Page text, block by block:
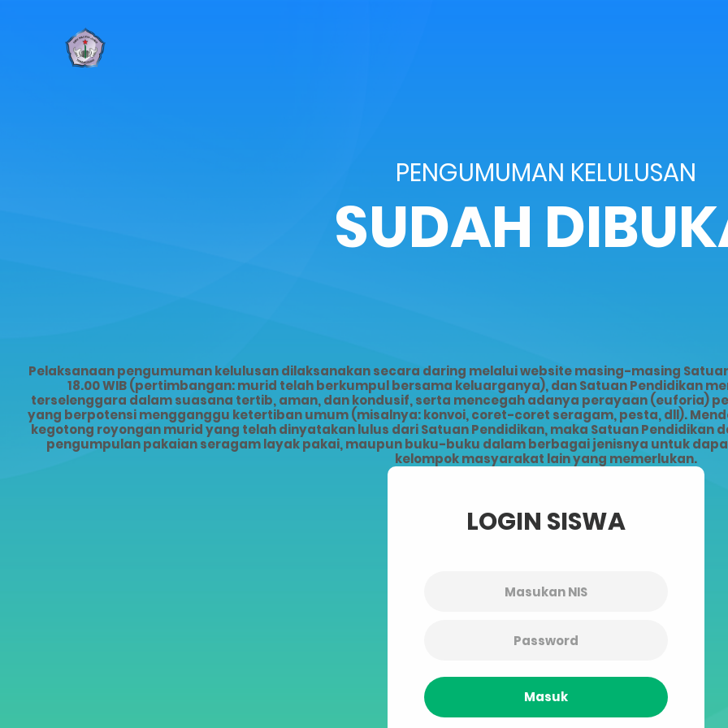
PENGUMUMAN KELULUSAN
SUDAH
Pelaksanaan pengumuman kelulusan dilaksanakan secara daring melalui website masing-masing
18.00 WIB (pertimbangan: murid telah berkumpul bersama keluarganya), dan Satuan Pendidikan
terselenggara dalam suasana tertib, aman, dan kondusif, serta mencegah adanya perayaan (euforia)
yang berpotensi mengganggu ketertiban umum (misalnya: konvoi, coret-coret seragam, pesta, dll).
kegotong royongan murid yang telah dinyatakan lulus dari Satuan Pendidikan, maka Satuan
pengumpulan pakaian seragam layak pakai, maupun buku-buku dalam berbagai jenisnya untuk
kelompok masyarakat lain yang memerlukan.
LOGIN SISWA
Masuk